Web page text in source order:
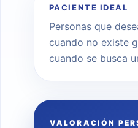
PACIENTE IDEAL
Personas que
cuando no existe
cuando se busca
VALORACIÓN